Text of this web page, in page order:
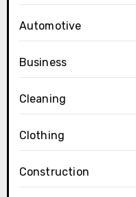
Automotive
Business
Cleaning
Clothing
Construction